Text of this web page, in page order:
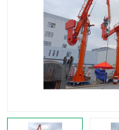
装车鹤管
紧急脱离干式接头
汽车鹤管